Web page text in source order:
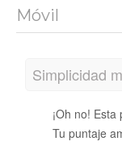
Móvil
Simplicidad
¡Oh no!
Tu puntaje